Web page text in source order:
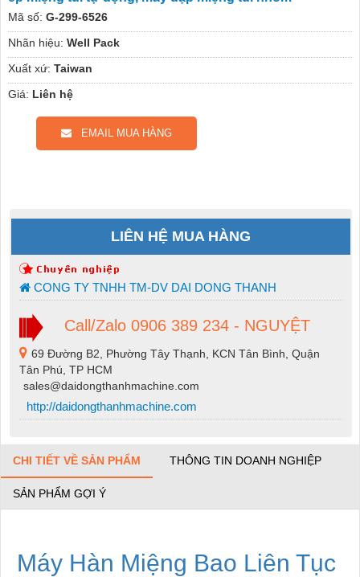
Mã số: G-299-6526
Nhãn hiệu: Well Pack
Xuất xứ: Taiwan
Giá: Liên hệ
EMAIL MUA HÀNG
LIÊN HỆ MUA HÀNG
CONG TY TNHH TM-DV DAI DONG THANH
Call/Zalo 0906 389 234 - NGUYỆT
69 Đường B2, Phường Tây Thạnh, KCN Tân Bình, Quận
Tân Phú, TP HCM
sales@daidongthanhmachine.com
http://daidongthanhmachine.com
CHI TIẾT VỀ SẢN PHẨM THÔNG TIN DOANH NGHIỆP
SẢN PHẨM GỢI Ý
Máy Hàn Miệng Bao Liên Tục